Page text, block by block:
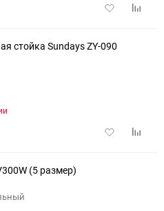
Добавить
стойка Sundays ZY-090
Добавить
(5 размер)